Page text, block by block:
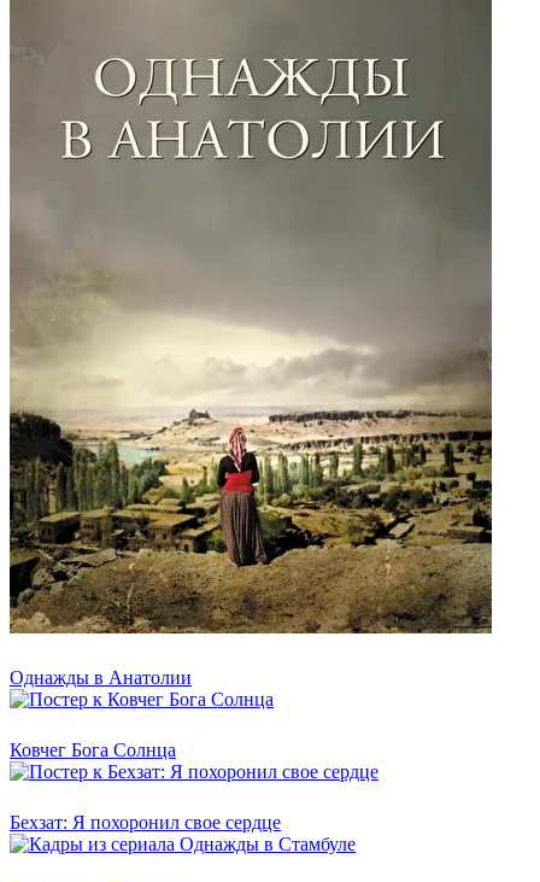
Однажды в Анатолии
Ковчег Бога Солнца
Бехзат: Я похоронил свое сердце